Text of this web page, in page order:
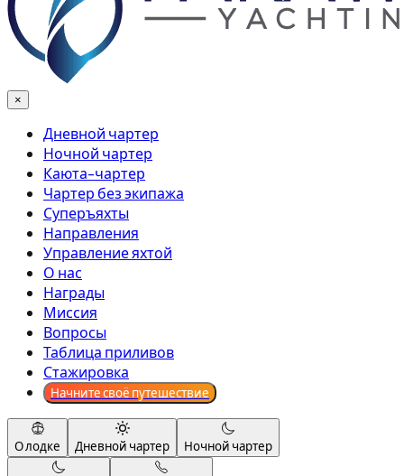
×
Дневной чартер
Ночной чартер
Каюта-чартер
Чартер без экипажа
Суперъяхты
Направления
Управление яхтой
О нас
Награды
Миссия
Вопросы
Таблица приливов
Стажировка
Начните своё путешествие
О лодке Дневной чартер Ночной чартер